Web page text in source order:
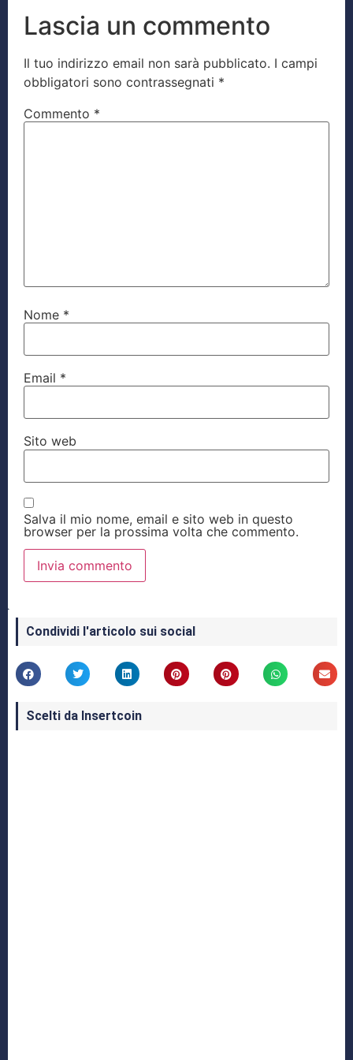
Lascia un commento
Il tuo indirizzo email non sarà pubblicato. I campi
obbligatori sono contrassegnati *
Commento *
Nome *
Email *
Sito web
Salva il mio nome, email e sito web in questo
browser per la prossima volta che commento.
Condividi l'articolo sui social
Scelti da Insertcoin